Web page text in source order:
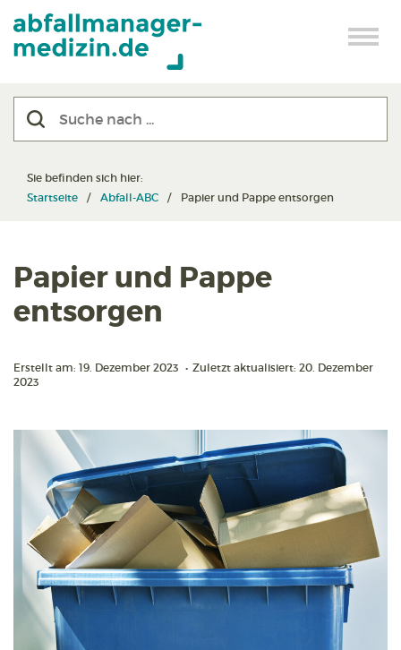
Sie befinden sich hier:
Startseite
Abfall-ABC Papier und Pappe entsorgen
Papier und Pappe
entsorgen
Erstellt am: 19. Dezember 2023 • Zuletzt aktualisiert: 20. Dezember
2023